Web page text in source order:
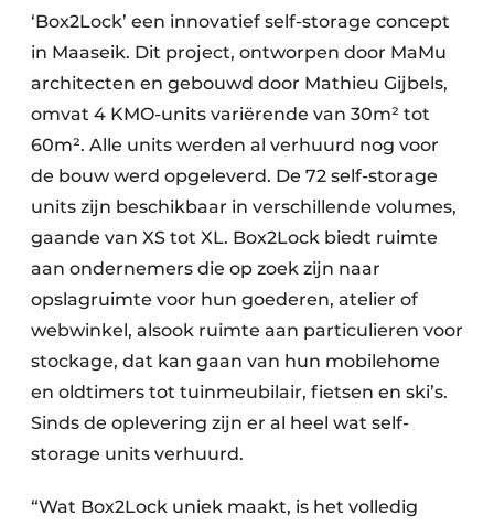
‘Box2Lock’ een innovatief self-storage concept
in Maaseik. Dit project, ontworpen door MaMu
architecten en gebouwd door Mathieu Gijbels,
omvat 4 KMO-units variërende van 30m² tot
60m². Alle units werden al verhuurd nog voor
de bouw werd opgeleverd. De 72 self-storage
units zijn beschikbaar in verschillende volumes,
gaande van XS tot XL. Box2Lock biedt ruimte
aan ondernemers die op zoek zijn naar
opslagruimte voor hun goederen, atelier of
webwinkel, alsook ruimte aan particulieren voor
stockage, dat kan gaan van hun mobilehome
en oldtimers tot tuinmeubilair, fietsen en ski’s.
Sinds de oplevering zijn er al heel wat self-
storage units verhuurd.
“Wat Box2Lock uniek maakt, is het volledig